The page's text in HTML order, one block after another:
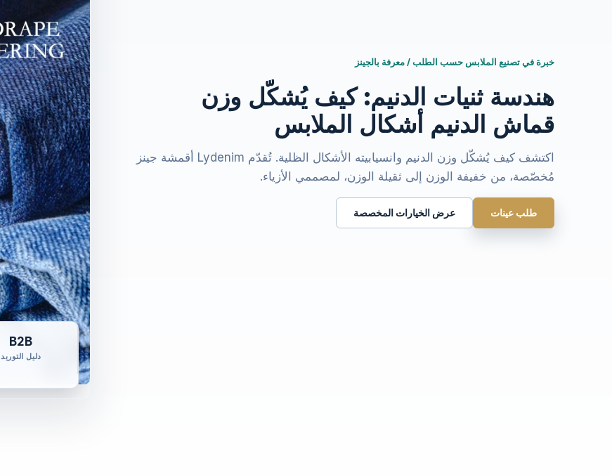
خبرة في تصنيع الملابس حسب الطلب / معرفة بالجينز
هندسة ثنيات الدنيم: كيف يُشكّل وزن
قماش الدنيم أشكال الملابس
اكتشف كيف يُشكّل وزن الدنيم وانسيابيته الأشكال الظلية. تُقدّم Lydenim أقمشة جينز
مُخصّصة، من خفيفة الوزن إلى ثقيلة الوزن، لمصممي الأزياء.
طلب عينات عرض الخيارات المخصصة
B2B
دليل التوريد